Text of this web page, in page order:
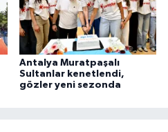
Antalya Muratpaşalı
Sultanlar kenetlendi,
gözler yeni sezonda